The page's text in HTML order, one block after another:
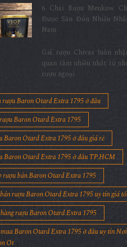
6 Chai Rượu Meukow
Được Săn Đón Nhiều
Nam
Giá rượu Chivas luôn
quan tâm nhiều nhất từ
rượu ngoại
Baron Otard Extra 1795 ở đâu
Baron Otard Extra 1795
Baron Otard Extra 1795 ở đâu giá rẻ
Baron Otard Extra 1795 ở đâu TP.HCM
rượu bán Baron Otard Extra 1795
rượu Baron Otard Extra 1795 uy tín giá
rượu Baron Otard Extra 1795
Baron Otard Extra 1795 ở đâu uy tín
Ot